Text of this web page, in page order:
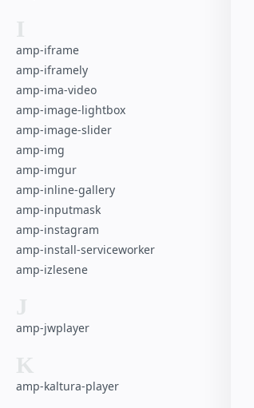
I
amp-iframe
amp-iframely
amp-ima-video
amp-image-lightbox
amp-image-slider
amp-img
amp-imgur
amp-inline-gallery
amp-inputmask
amp-instagram
amp-install-serviceworker
amp-izlesene
J
amp-jwplayer
K
amp-kaltura-player